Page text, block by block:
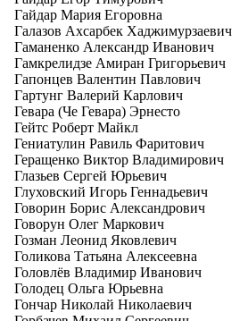
Гайдар Мария Егоровна
Галазов Ахсарбек Хаджимурзаевич
Гаманенко Александр Иванович
Гамкрелидзе Амиран Григорьевич
Гапонцев Валентин Павлович
Гартунг Валерий Карлович
Гевара (Че Гевара) Эрнесто
Гейтс Роберт Майкл
Гениатулин Равиль Фаритович
Геращенко Виктор Владимирович
Глазьев Сергей Юрьевич
Глуховский Игорь Геннадьевич
Говорин Борис Александрович
Говорун Олег Маркович
Гозман Леонид Яковлевич
Голикова Татьяна Алексеевна
Головлёв Владимир Иванович
Голодец Ольга Юрьевна
Гончар Николай Николаевич